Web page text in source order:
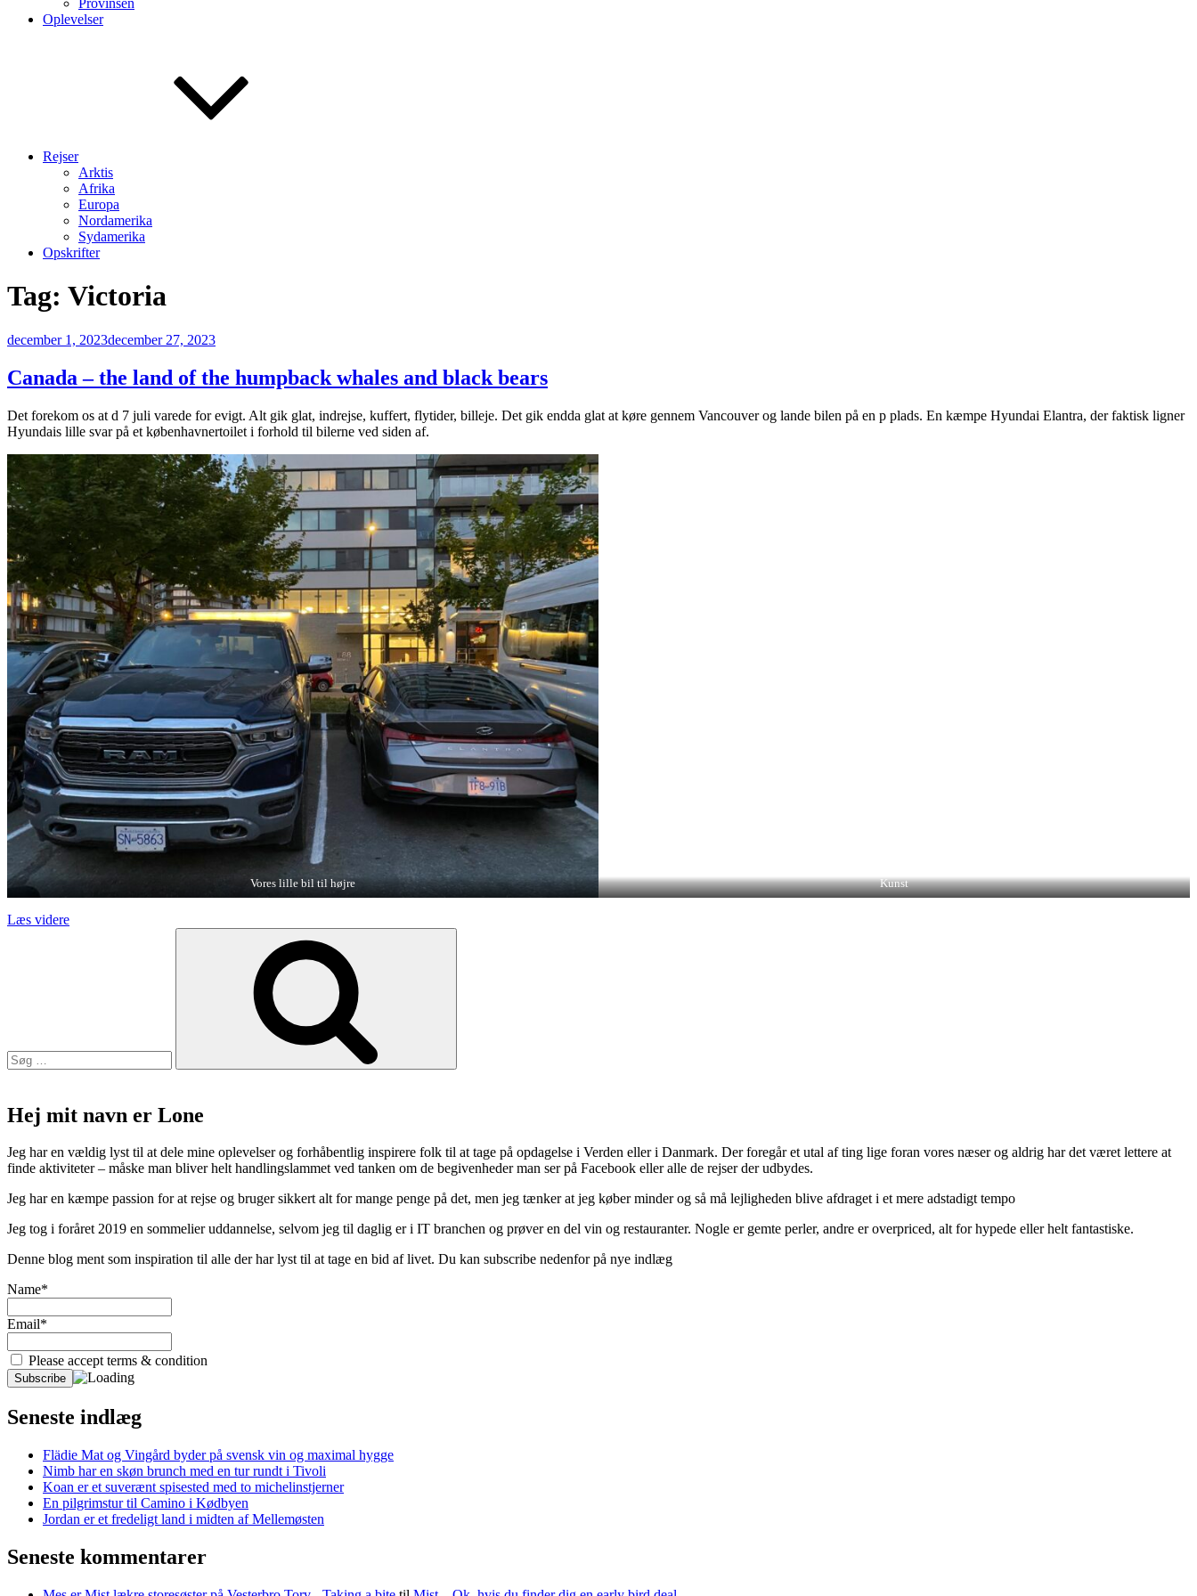
Provinsen
Oplevelser
Rejser
Arktis
Afrika
Europa
Nordamerika
Sydamerika
Opskrifter
Tag: Victoria
Udgivet
december 1, 2023december 27, 2023
Canada – the land of the humpback whales and black bears
Det forekom os at d 7 juli varede for evigt. Alt gik glat, indrejse, kuffert, flytider, billeje. Det gik endda glat at køre gennem Vancouver og lande bilen på en p plads. En kæmpe Hyundai Elantra, der faktisk ligner
Hyundais lille svar på et københavnertoilet i forhold til bilerne ved siden af.
Vores lille bil til højre Kunst
Læs videre“Canada
Hej mit navn er Lone
Jeg har en vældig lyst til at dele mine oplevelser og forhåbentlig inspirere folk til at tage på opdagelse i Verden eller i Danmark. Der foregår et utal af ting lige foran vores næser og aldrig har det været lettere at
finde aktiviteter – måske man bliver helt handlingslammet ved tanken om de begivenheder man ser på Facebook eller alle de rejser der udbydes.
Jeg har en kæmpe passion for at rejse og bruger sikkert alt for mange penge på det, men jeg tænker at jeg køber minder og så må lejligheden blive afdraget i et mere adstadigt tempo
Jeg tog i foråret 2019 en sommelier uddannelse, selvom jeg til daglig er i IT branchen og prøver en del vin og restauranter. Nogle er gemte perler, andre er overpriced, alt for hypede eller helt fantastiske.
Denne blog ment som inspiration til alle der har lyst til at tage en bid af livet. Du kan subscribe nedenfor på nye indlæg
Name*
Email*
Please accept terms & condition
Seneste indlæg
Flädie Mat og Vingård byder på svensk vin og maximal hygge
Nimb har en skøn brunch med en tur rundt i Tivoli
Koan er et suverænt spisested med to michelinstjerner
En pilgrimstur til Camino i Kødbyen
Jordan er et fredeligt land i midten af Mellemøsten
Seneste kommentarer